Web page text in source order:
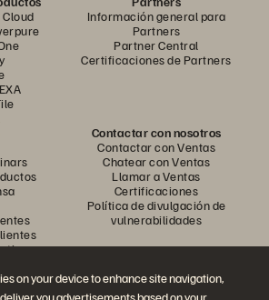
on your device to enhance site navigation,
Información general para
Partners
Partner Central
Certificaciones de Partners
Contactar con nosotros
Contactar con Ventas
Chatear con Ventas
Llamar a Ventas
Certificaciones
Política de divulgación de
vulnerabilidades